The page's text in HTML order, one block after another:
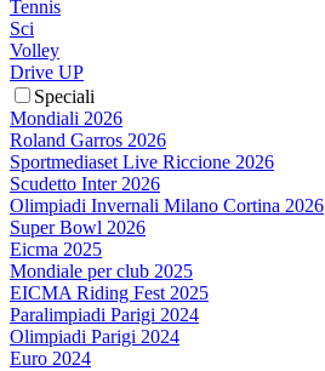
Tennis
Sci
Volley
Drive UP
Speciali
Mondiali 2026
Roland Garros 2026
Sportmediaset Live Riccione 2026
Scudetto Inter 2026
Olimpiadi Invernali Milano Cortina 2026
Super Bowl 2026
Eicma 2025
Mondiale per club 2025
EICMA Riding Fest 2025
Paralimpiadi Parigi 2024
Olimpiadi Parigi 2024
Euro 2024